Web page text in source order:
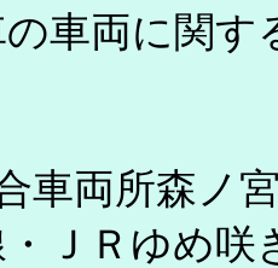
車両に関す
車両所森ノ
ＪＲゆめ咲